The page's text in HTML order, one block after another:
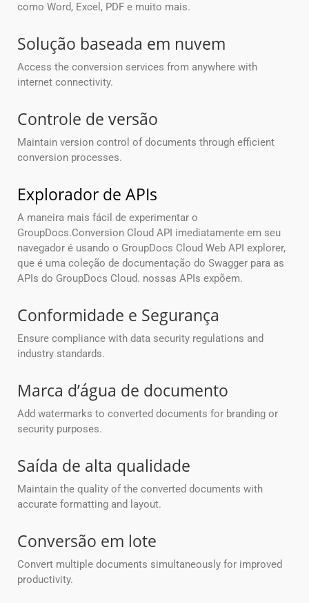
como Word, Excel, PDF e muito mais.
Solução baseada em nuvem
Access the conversion services from anywhere with
internet connectivity.
Controle de versão
Maintain version control of documents through efficient
conversion processes.
Explorador de APIs
A maneira mais fácil de experimentar o
GroupDocs.Conversion Cloud API imediatamente em seu
navegador é usando o GroupDocs Cloud Web API explorer,
que é uma coleção de documentação do Swagger para as
APIs do GroupDocs Cloud. nossas APIs expõem.
Conformidade e Segurança
Ensure compliance with data security regulations and
industry standards.
Marca d’água de documento
Add watermarks to converted documents for branding or
security purposes.
Saída de alta qualidade
Maintain the quality of the converted documents with
accurate formatting and layout.
Conversão em lote
Convert multiple documents simultaneously for improved
productivity.